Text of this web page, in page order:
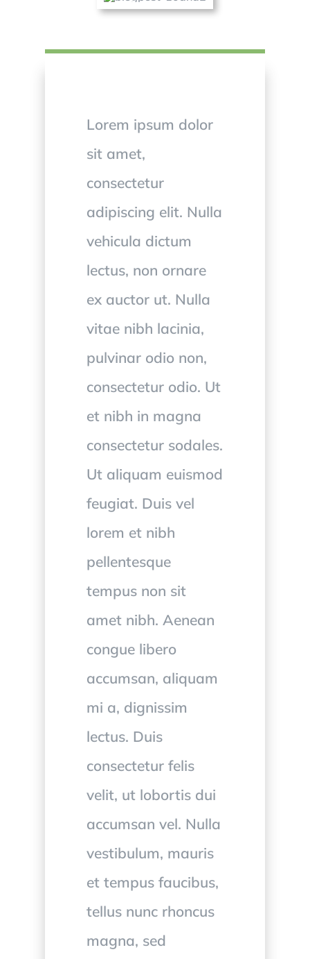
Lorem ipsum dolor
sit amet,
consectetur
adipiscing elit. Nulla
vehicula dictum
lectus, non ornare
ex auctor ut. Nulla
vitae nibh lacinia,
pulvinar odio non,
consectetur odio. Ut
et nibh in magna
consectetur sodales.
Ut aliquam euismod
feugiat. Duis vel
lorem et nibh
pellentesque
tempus non sit
amet nibh. Aenean
congue libero
accumsan, aliquam
mi a, dignissim
lectus. Duis
consectetur felis
velit, ut lobortis dui
accumsan vel. Nulla
vestibulum, mauris
et tempus faucibus,
tellus nunc rhoncus
magna, sed